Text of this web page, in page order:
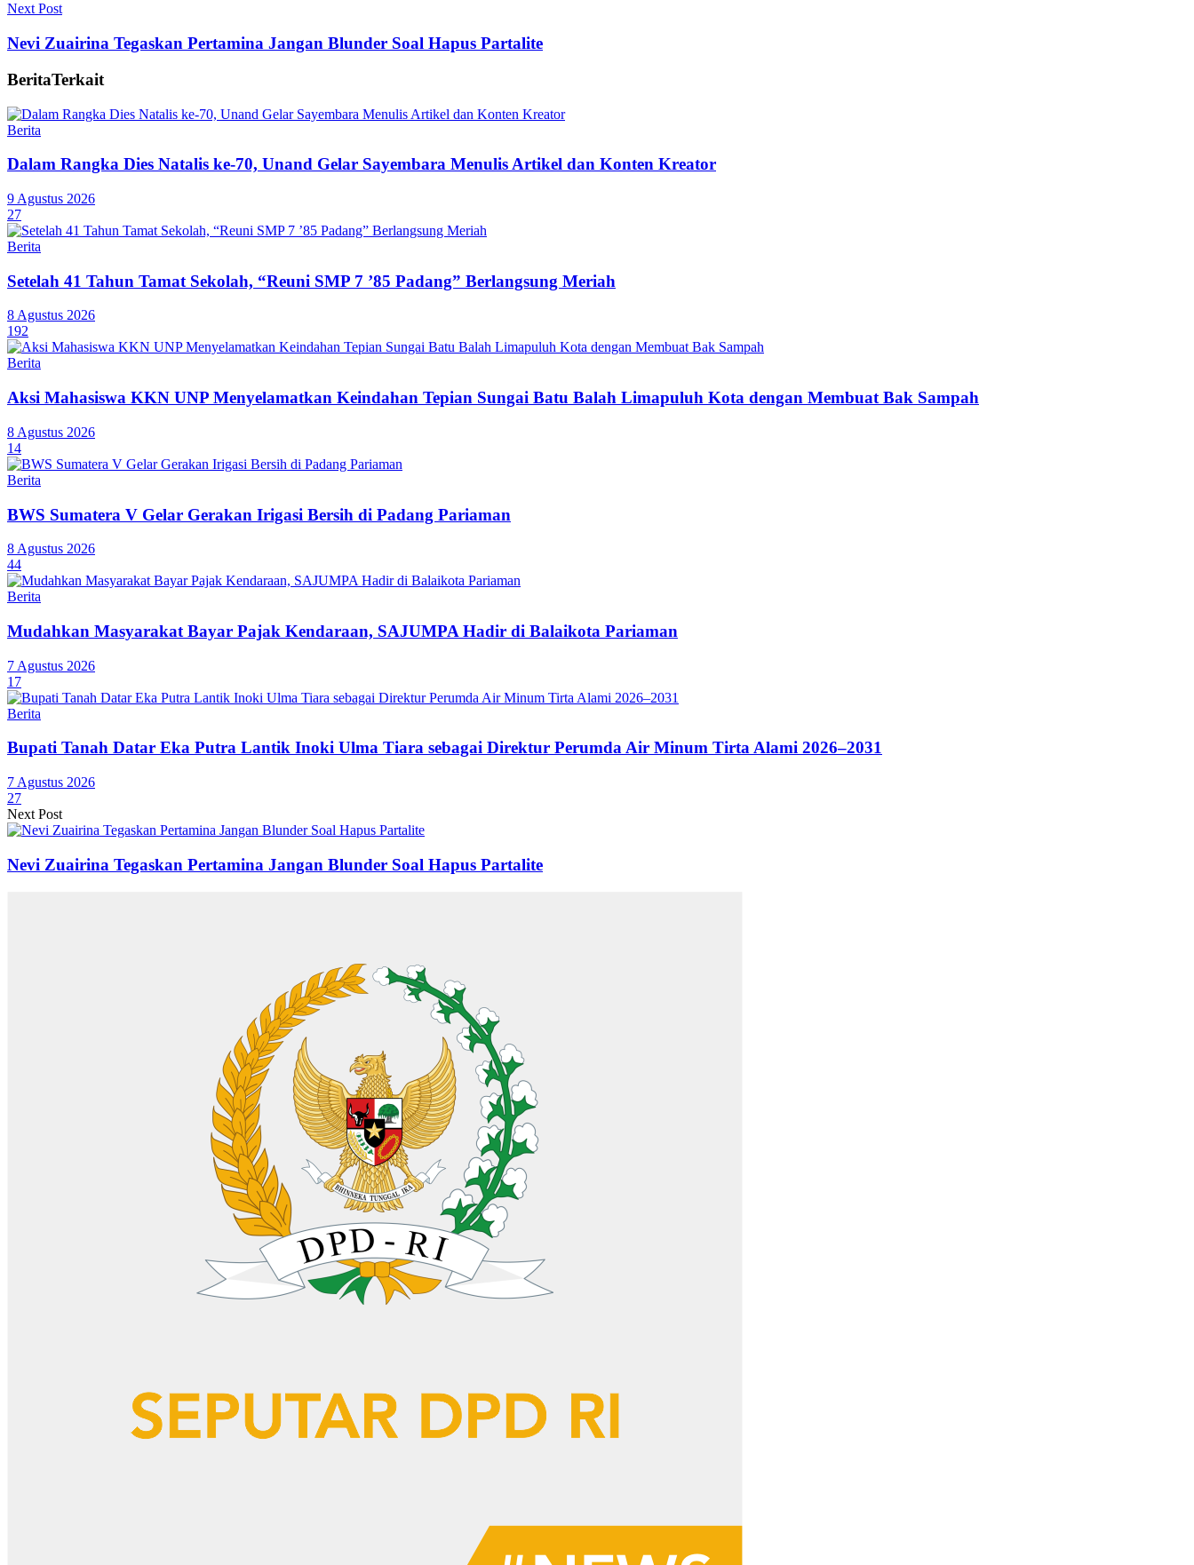
Next Post
Nevi Zuairina Tegaskan Pertamina Jangan Blunder Soal Hapus Partalite
BeritaTerkait
Berita
Dalam Rangka Dies Natalis ke-70, Unand Gelar Sayembara Menulis Artikel dan Konten Kreator
9 Agustus 2026
27
Berita
Setelah 41 Tahun Tamat Sekolah, “Reuni SMP 7 ’85 Padang” Berlangsung Meriah
8 Agustus 2026
192
Berita
Aksi Mahasiswa KKN UNP Menyelamatkan Keindahan Tepian Sungai Batu Balah Limapuluh Kota dengan Membuat Bak Sampah
8 Agustus 2026
14
Berita
BWS Sumatera V Gelar Gerakan Irigasi Bersih di Padang Pariaman
8 Agustus 2026
44
Berita
Mudahkan Masyarakat Bayar Pajak Kendaraan, SAJUMPA Hadir di Balaikota Pariaman
7 Agustus 2026
17
Berita
Bupati Tanah Datar Eka Putra Lantik Inoki Ulma Tiara sebagai Direktur Perumda Air Minum Tirta Alami 2026–2031
7 Agustus 2026
27
Next Post
Nevi Zuairina Tegaskan Pertamina Jangan Blunder Soal Hapus Partalite